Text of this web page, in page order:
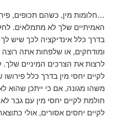
…חלומות מין, כשהם תכופים,
האמיתיים שלך לא מתמלאים.
בדרך כלל אינדיקציה לכך שיש
ומודחקים, או שלפחות אתה
לרצות את הצרכים המיניים
לקיים יחסי מין בדרך כלל
משהו מגונה, אם כי ייתכן שהוא
חולמת לקיים יחסי מין עם גבר
לקיים יחסים אסורים, אולי